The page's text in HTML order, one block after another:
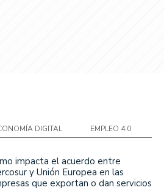
DIGITAL EMPLEO 4.0
impacta el acuerdo entre
y Unión Europea en las
que exportan o dan servicios